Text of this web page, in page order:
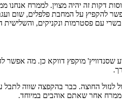
דקות זה יהיה מצוין. לממרח
להקפיץ על המחבת פלפלים, שום
עם פסטרמות ונקניקים,
מוקפץ דווקא כן. מה אפשר
החוצה. כבר בהקפצה שווה לתבל
אחר שאתם אוהבים במיוחד.